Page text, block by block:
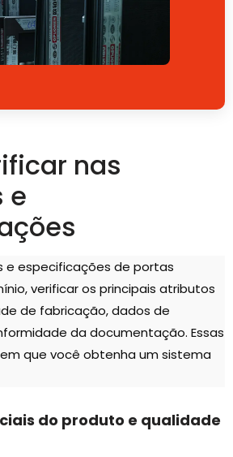
nas
e
e especificações de portas
verificar os principais atributos
de fabricação, dados de
da documentação. Essas
que você obtenha um sistema
do produto e qualidade